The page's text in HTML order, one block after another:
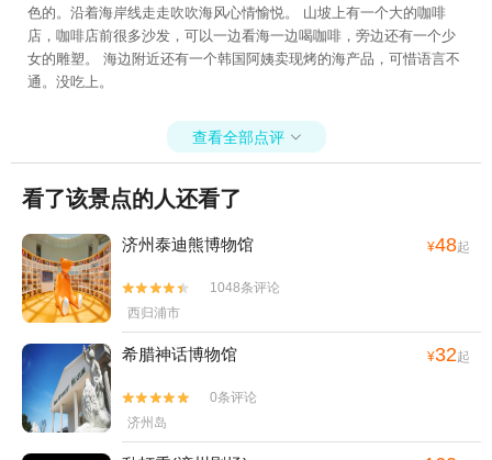
色的。沿着海岸线走走吹吹海风心情愉悦。 山坡上有一个大的咖啡
店，咖啡店前很多沙发，可以一边看海一边喝咖啡，旁边还有一个少
女的雕塑。 海边附近还有一个韩国阿姨卖现烤的海产品，可惜语言不
通。没吃上。
查看全部点评 
看了该景点的人还看了
济州泰迪熊博物馆 ¥48起


1048条评论
西归浦市
希腊神话博物馆 ¥32起


0条评论
济州岛